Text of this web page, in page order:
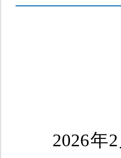
2026年